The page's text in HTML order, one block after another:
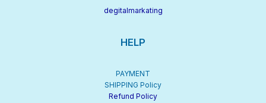
degitalmarkating
HELP
PAYMENT
SHIPPING Policy
Refund Policy